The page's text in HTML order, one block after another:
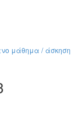
μάθημα / άσκηση